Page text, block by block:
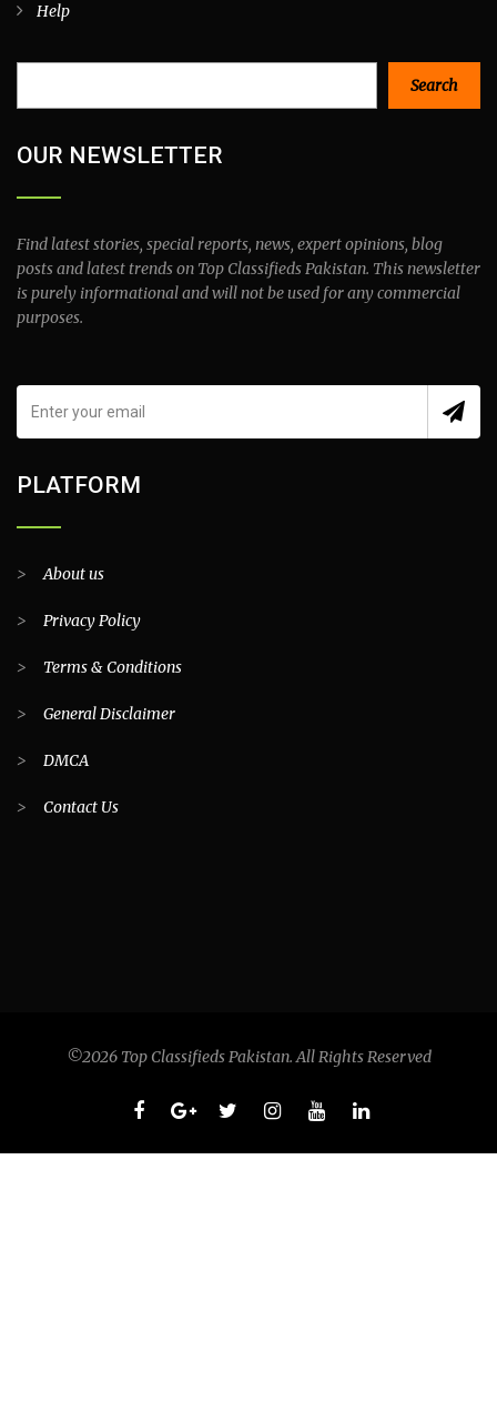
Help
Search
OUR NEWSLETTER
Find latest stories, special reports, news, expert opinions, blog
posts and latest trends on Top Classifieds Pakistan. This newsletter
is purely informational and will not be used for any commercial
purposes.
PLATFORM
>About us
> Privacy Policy
> Terms & Conditions
> General Disclaimer
> DMCA
> Contact Us
©2026 Top Classifieds Pakistan. All Rights Reserved